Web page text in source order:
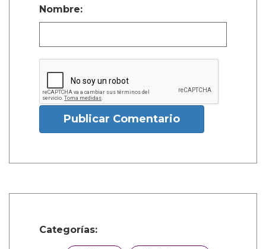
Nombre:
Publicar Comentario
Categorías: